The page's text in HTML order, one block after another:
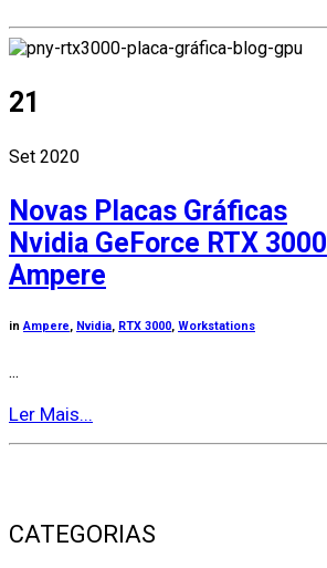
21
Set 2020
Novas Placas Gráficas
Nvidia GeForce RTX 3000
Ampere
in Ampere, Nvidia, RTX 3000, Workstations
...
Ler Mais...
CATEGORIAS